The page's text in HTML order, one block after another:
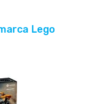
Lego